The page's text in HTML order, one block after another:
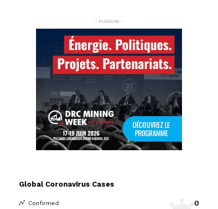
- Publicite -
Global Coronavirus Cases
Confirmed 0